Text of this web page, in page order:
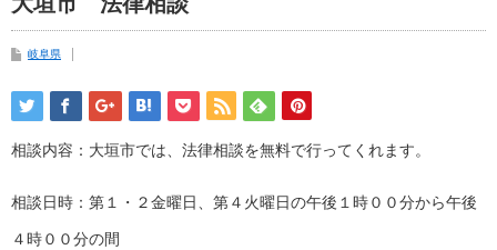
岐阜県
相談内容：大垣市では、法律相談を無料で行ってくれます。
相談日時：第１・２金曜日、第４火曜日の午後１時００分から午後
４時００分の間